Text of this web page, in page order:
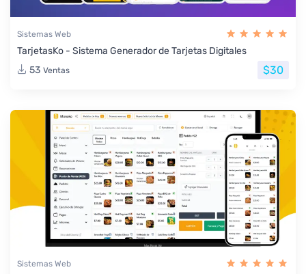
Sistemas Web
TarjetasKo - Sistema Generador de Tarjetas Digitales
53 Ventas $30
Sistemas Web